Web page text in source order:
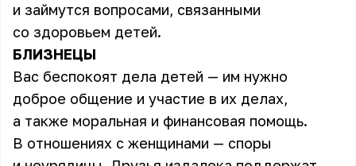
и займутся вопросами, связанными
со здоровьем детей.
БЛИЗНЕЦЫ
Вас беспокоят дела детей — им нужно
доброе общение и участие в их делах,
а также моральная и финансовая помощь.
В отношениях с женщинами — споры